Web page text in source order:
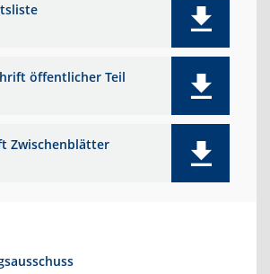
öffentlicher Teil
Zwischenblätter